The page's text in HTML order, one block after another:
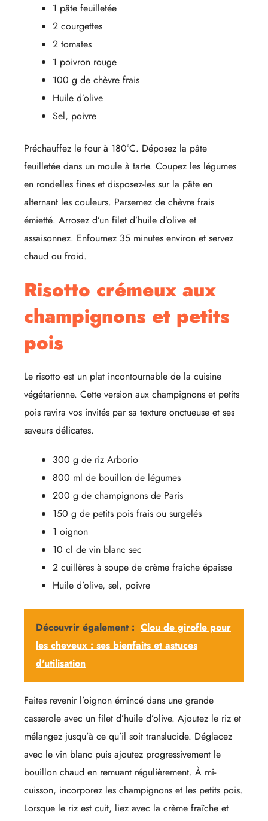
1 pâte feuilletée
2 courgettes
2 tomates
1 poivron rouge
100 g de chèvre frais
Huile d’olive
Sel, poivre
Préchauffez le four à 180°C. Déposez la pâte
feuilletée dans un moule à tarte. Coupez les légumes
en rondelles fines et disposez-les sur la pâte en
alternant les couleurs. Parsemez de chèvre frais
émietté. Arrosez d’un filet d’huile d’olive et
assaisonnez. Enfournez 35 minutes environ et servez
chaud ou froid.
Risotto crémeux aux
champignons et petits
pois
Le risotto est un plat incontournable de la cuisine
végétarienne. Cette version aux champignons et petits
pois ravira vos invités par sa texture onctueuse et ses
saveurs délicates.
300 g de riz Arborio
800 ml de bouillon de légumes
200 g de champignons de Paris
150 g de petits pois frais ou surgelés
1 oignon
10 cl de vin blanc sec
2 cuillères à soupe de crème fraîche épaisse
Huile d’olive, sel, poivre
Découvrir également : Clou de girofle pour
les cheveux : ses bienfaits et astuces
d'utilisation
Faites revenir l’oignon émincé dans une grande
casserole avec un filet d’huile d’olive. Ajoutez le riz et
mélangez jusqu’à ce qu’il soit translucide. Déglacez
avec le vin blanc puis ajoutez progressivement le
bouillon chaud en remuant régulièrement. À mi-
cuisson, incorporez les champignons et les petits pois.
Lorsque le riz est cuit, liez avec la crème fraîche et